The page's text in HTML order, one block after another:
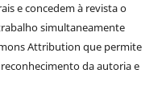
e concedem à revista o
simultaneamente
Attribution que permite
da autoria e